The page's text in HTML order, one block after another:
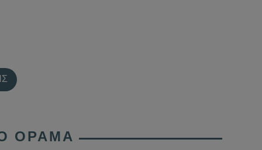
ΌΡΑΜΑ